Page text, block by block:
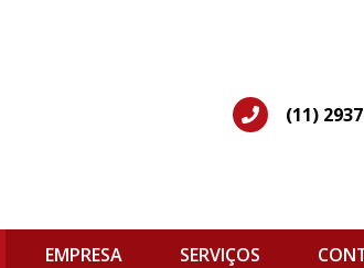
(11)
EMPRESA SERVIÇOS